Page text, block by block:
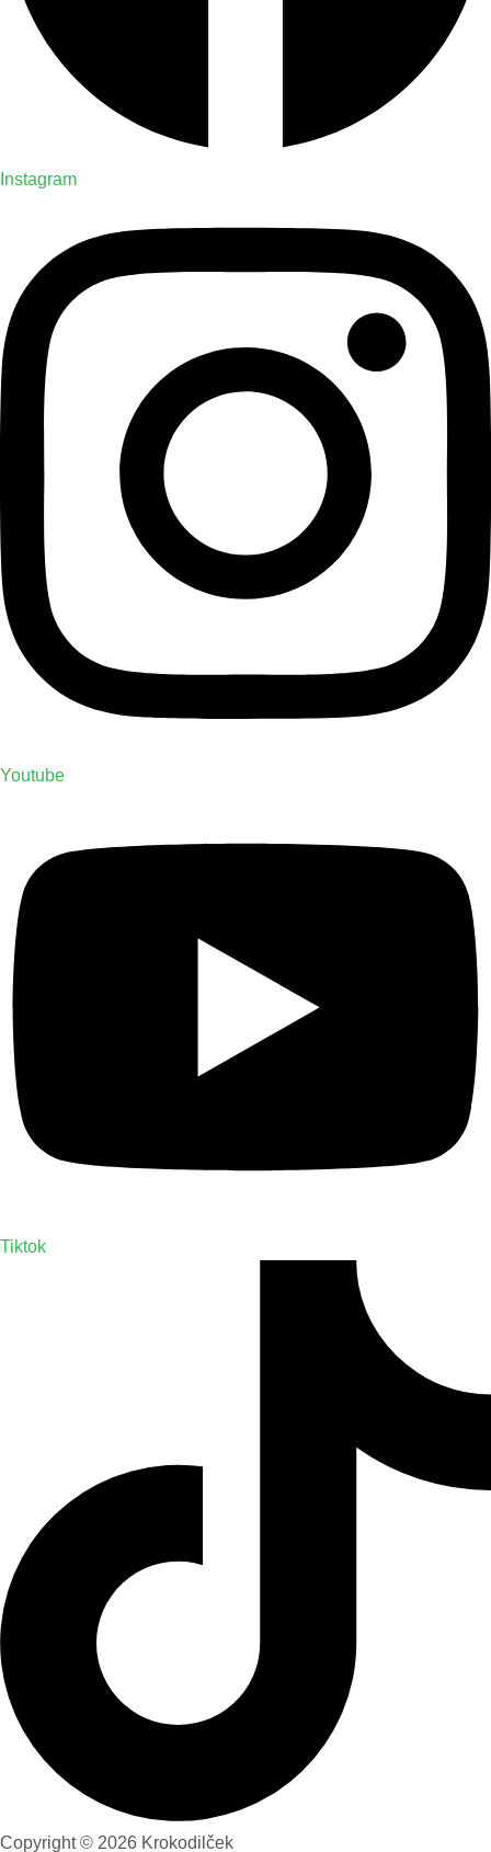
Instagram
Youtube
Tiktok
Copyright © 2026 Krokodilček